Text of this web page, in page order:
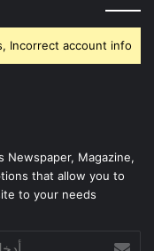
Incorrect account info.
Newspaper, Magazine,
that allow you to
to your needs.